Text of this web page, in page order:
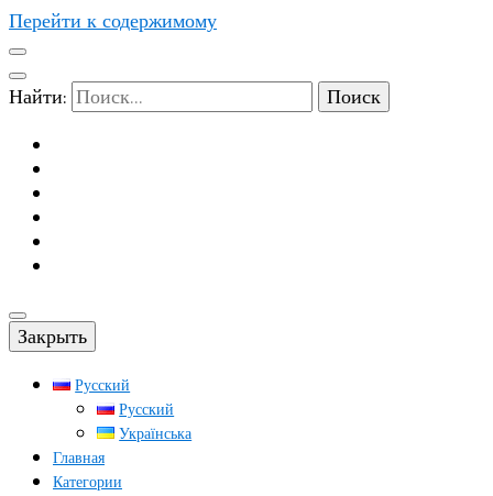
Перейти к содержимому
Найти:
Закрыть
Русский
Русский
Українська
Главная
Категории